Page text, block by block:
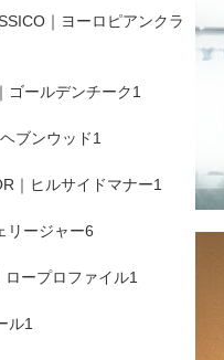
｜ヨーロピアンクラ
ゴールデンチーク1
ブンウッド1
｜ヒルサイドマナー1
リージャー6
ロープロファイル1
ル1